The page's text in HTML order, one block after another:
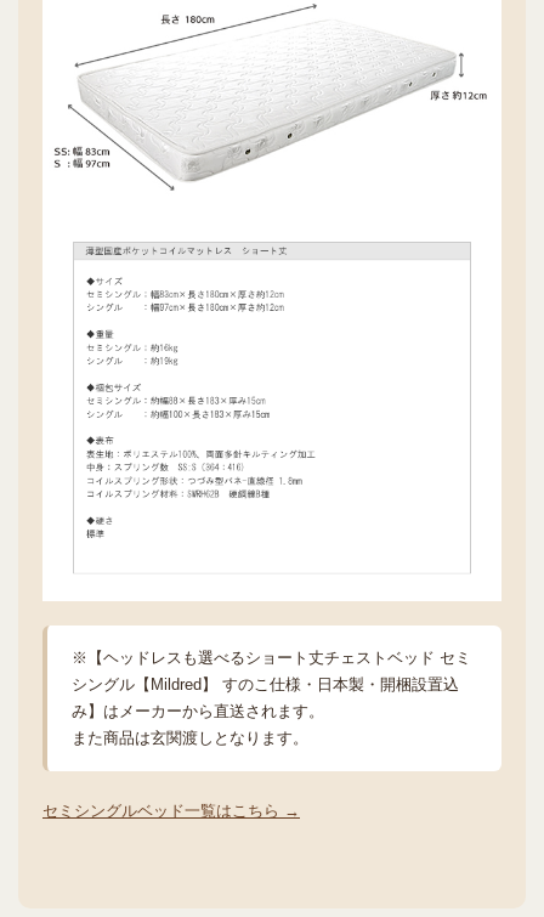
※【ヘッドレスも選べるショート丈チェストベッド セミ
シングル【Mildred】 すのこ仕様・日本製・開梱設置込
み】はメーカーから直送されます。
また商品は玄関渡しとなります。
セミシングルベッド一覧はこちら →